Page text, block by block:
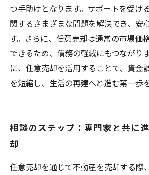
つ手助けとなります。サポートを受け
関するさまざまな問題を解決でき、安
す。さらに、任意売却は通常の市場価
できるため、債務の軽減にもつながり
に、任意売却を活用することで、資金
を短縮し、生活の再建へと進む第一歩
相談のステップ：専門家と共に
却
任意売却を通じて不動産を売却する際